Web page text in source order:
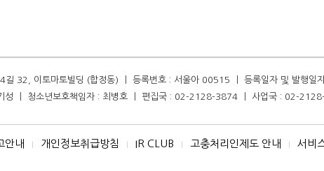
길 32, 이토마토빌딩 (합정동) ㅣ 등록번호 : 서울아 00515 ㅣ 등록일자 및 발행
성 ㅣ 청소년보호책임자 : 최병호 ㅣ 편집국 : 02-2128-3874 ㅣ 사업국 : 02-
안내 I 개인정보취급방침 I IR CLUB I 고충처리인제도 안내 I 서비